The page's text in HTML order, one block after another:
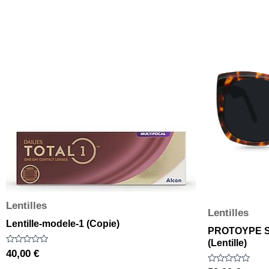
Lentilles
Lentille-modele-1 (Copie)
Note
0
40,00 €
Lentilles
PROTOYPE
(Lentille)